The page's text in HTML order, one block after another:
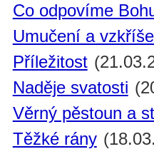
Co odpovíme
Umučení a
Příležitost
Naděje svatosti
Věrný pěstoun a
Těžké rány